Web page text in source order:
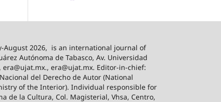
August 2026, is an international journal of
Autónoma de Tabasco, Av. Universidad
era@ujat.mx., era@ujat.mx. Editor-in-chief:
del Derecho de Autor (National
of the Interior). Individual responsible for
de la Cultura, Col. Magisterial, Vhsa, Centro,